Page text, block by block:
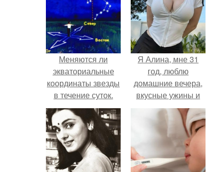
Меняются ли
экваториальные
координаты звезды
в течение суток.
Определение
географических
координат по
звездам.
Я Алина, мне 31
год, люблю
домашние вечера,
вкусные ужины и
прогулки после
дождя.